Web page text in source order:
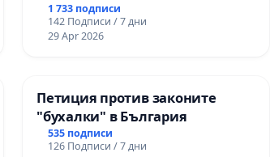
1 733 подписи
142 Подписи / 7 дни
29 Apr 2026
Петиция против законите
"бухалки" в България
535 подписи
126 Подписи / 7 дни